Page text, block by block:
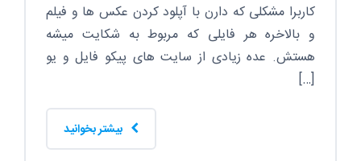
کاربرا مشکلی که دارن با آپلود کردن عکس ها و فیلم
و بالاخره هر فایلی که مربوط به شکایت میشه
هستش. عده زیادی از سایت های پیکو فایل و یو
[…]